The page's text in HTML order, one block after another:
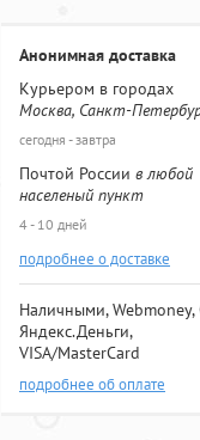
Анонимная доставка
Курьером в городах
Москва, Санкт-
сегодня - завтра
Почтой России в любой
населеный пункт
4 - 10 дней
подробнее о доставке
Наличными, Webmoney,
Яндекс.Деньги,
VISA/MasterCard
подробнее об оплате